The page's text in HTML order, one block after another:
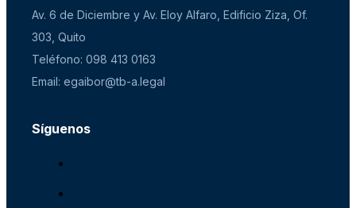
Av. 6 de Diciembre y Av. Eloy Alfaro, Edificio Ziza, Of.
303, Quito
Teléfono: 098 413 0163
Email: egaibor@tb-a.legal
Síguenos